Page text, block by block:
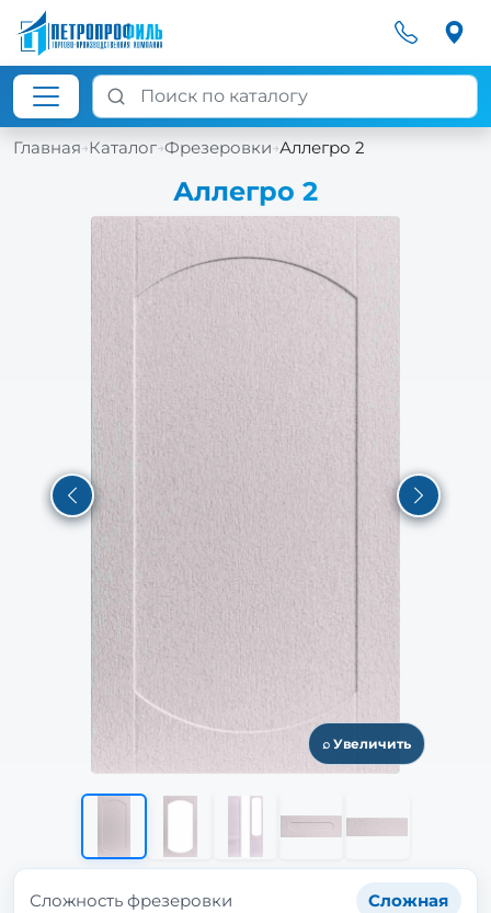
Главная→Каталог→Фрезеровки→Аллегро 2
Аллегро 2
⌕ Увеличить
Previous Next
Сложность фрезеровки Сложная